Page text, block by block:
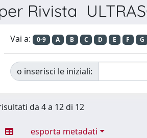
Rivista
Vai a: 0-9 A B C D E F G
o inserisci le iniziali:
da 4 a 12 di 12
esporta metadati